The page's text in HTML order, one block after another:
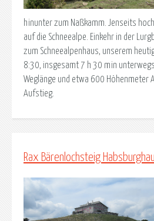
hinunter zum Naßkamm. Jenseits
auf die Schneealpe. Einkehr in der
zum Schneealpenhaus, unserem
8:30, insgesamt 7 h 30 min
Weglänge und etwa 600 Höhenmeter
Aufstieg.
Rax Bärenlochsteig